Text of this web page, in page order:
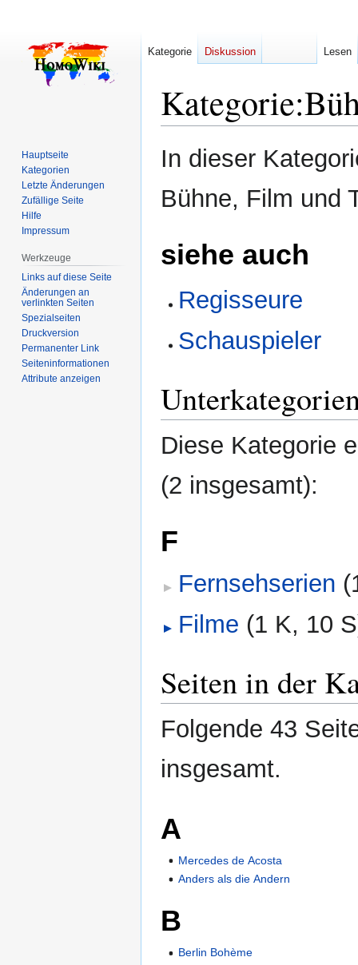
Kategorie:
Zur
Navigation
Zur
Suche
In dieser
Bühne, Film und
siehe auch
Regisseure
Schauspieler
Diese Kategorie
(2 insgesamt):
F
Fernsehserien
Filme (1 K, 10
Seiten in der
Folgende 43
insgesamt.
A
Mercedes de Acosta
Anders als die Andern
B
Berlin Bohème
Kategorie Diskussion Lesen
Hauptseite
Kategorien
Letzte Änderungen
Zufällige Seite
Hilfe
Impressum
Werkzeuge
Links auf diese Seite
Änderungen an
verlinkten Seiten
Spezialseiten
Druckversion
Permanenter Link
Seiten­­informationen
Attribute anzeigen